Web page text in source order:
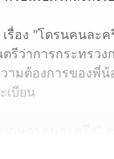
รื่อง "โดรนคนละ
รีว่าการกระทรว
ามต้องการของพี่น้
เบียน
ช่วยเพิ่มรายได้ ลด